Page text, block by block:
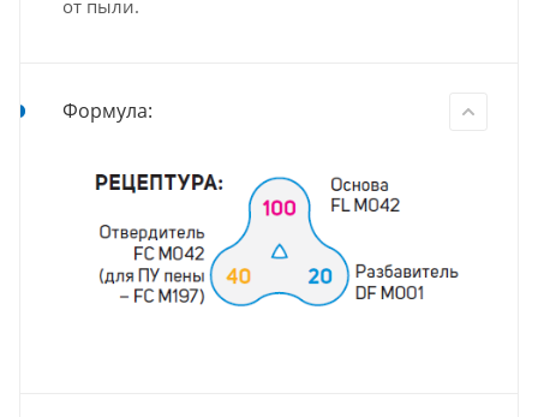
от пыли.
Формула: